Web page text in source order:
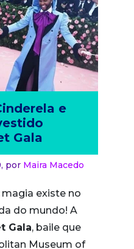
e
Gala
por Maira Macedo
existe no
do mundo! A
Gala, baile que
Museum of